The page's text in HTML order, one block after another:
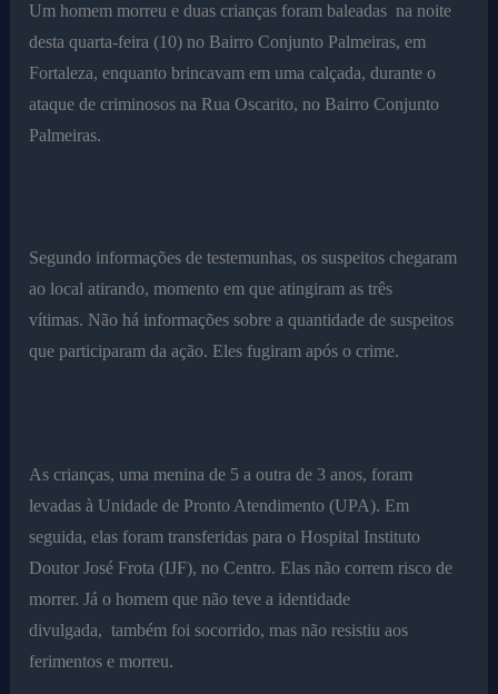
Um homem morreu e duas crianças foram baleadas na noite
desta quarta-feira (10) no Bairro Conjunto Palmeiras, em
Fortaleza, enquanto brincavam em uma calçada, durante o
ataque de criminosos na Rua Oscarito, no Bairro Conjunto
Palmeiras.
Segundo informações de testemunhas, os suspeitos chegaram
ao local atirando, momento em que atingiram as três
vítimas. Não há informações sobre a quantidade de suspeitos
que participaram da ação. Eles fugiram após o crime.
As crianças, uma menina de 5 a outra de 3 anos, foram
levadas à Unidade de Pronto Atendimento (UPA). Em
seguida, elas foram transferidas para o Hospital Instituto
Doutor José Frota (IJF), no Centro. Elas não correm risco de
morrer. Já o homem que não teve a identidade
divulgada, também foi socorrido, mas não resistiu aos
ferimentos e morreu.